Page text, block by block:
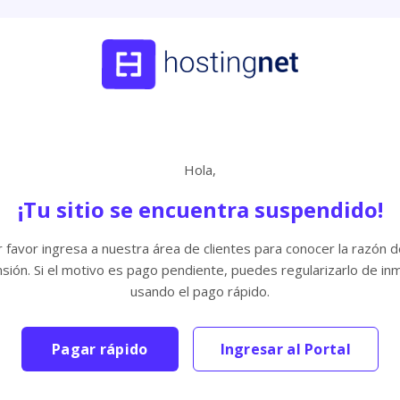
Hola,
¡Tu sitio se encuentra suspendido!
favor ingresa a nuestra área de clientes para conocer la razón
Si el motivo es pago pendiente, puedes regularizarlo de
usando el pago rápido.
Pagar rápido Ingresar al Portal